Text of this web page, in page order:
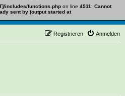
includes/functions.php on line 4511 : Cannot
sent by (output started at
Anmelden
Registrieren